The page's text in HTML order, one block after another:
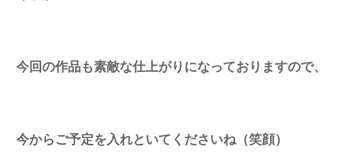
今回の作品も素敵な仕上がりになっておりますので、
今からご予定を入れといてくださいね（笑顔）